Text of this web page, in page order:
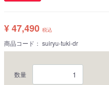
¥ 47,490 税込
商品コード： suiryu-tuki-dr
数量